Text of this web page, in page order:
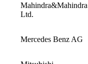
Mahindra&Mahindra
Ltd.
Mercedes Benz AG